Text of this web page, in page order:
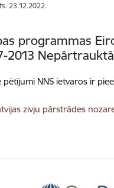
23.12.2022.
programmas
2013
pētījumi NNS ietvaros ir
zivju pārstrādes